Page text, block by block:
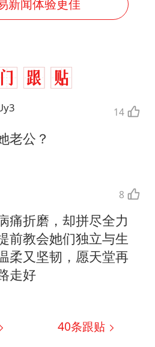
新闻体验更佳
14
老公？
8
痛折磨，却拼尽全力
前教会她们独立与生
柔又坚韧，愿天堂再
走好
40条跟贴